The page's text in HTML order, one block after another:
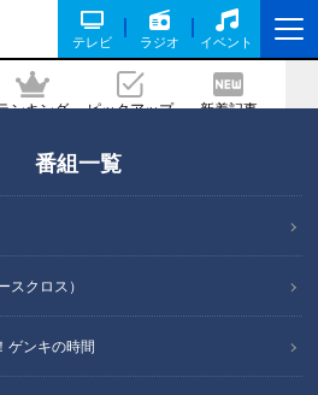
テレビ ラジオ イベント
ンキング ピックアップ 新着記事
番組一覧
スクロス）
ゲンキの時間